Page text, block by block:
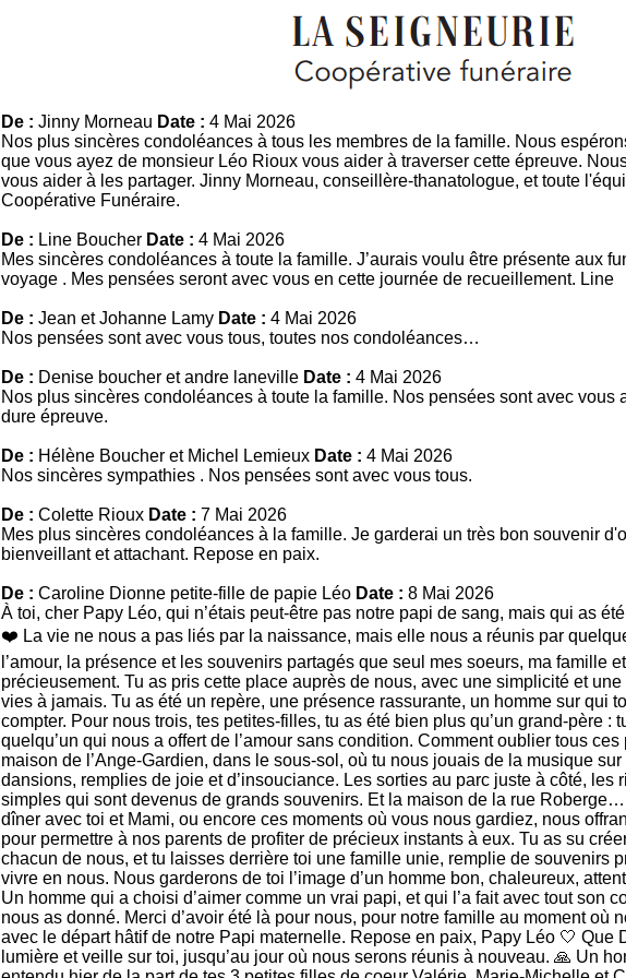
De : Jinny Morneau Date : 4 Mai 2026
Nos plus sincères condoléances à tous les membres de la famille. Nous
que vous ayez de monsieur Léo Rioux vous aider à traverser cette épreuve.
vous aider à les partager. Jinny Morneau, conseillère-thanatologue, et toute
Coopérative Funéraire.
De : Line Boucher Date : 4 Mai 2026
Mes sincères condoléances à toute la famille. J’aurais voulu être présente aux
voyage . Mes pensées seront avec vous en cette journée de recueillement. Line
De : Jean et Johanne Lamy Date : 4 Mai 2026
Nos pensées sont avec vous tous, toutes nos condoléances…
De : Denise boucher et andre laneville Date : 4 Mai 2026
Nos plus sincères condoléances à toute la famille. Nos pensées sont avec vous
dure épreuve.
De : Hélène Boucher et Michel Lemieux Date : 4 Mai 2026
Nos sincères sympathies . Nos pensées sont avec vous tous.
De : Colette Rioux Date : 7 Mai 2026
Mes plus sincères condoléances à la famille. Je garderai un très bon souvenir
bienveillant et attachant. Repose en paix.
De : Caroline Dionne petite-fille de papie Léo Date : 8 Mai 2026
À toi, cher Papy Léo, qui n’étais peut-être pas notre papi de sang, mais qui as
❤️ La vie ne nous a pas liés par la naissance, mais elle nous a réunis par
l’amour, la présence et les souvenirs partagés que seul mes soeurs, ma famille
précieusement. Tu as pris cette place auprès de nous, avec une simplicité et
vies à jamais. Tu as été un repère, une présence rassurante, un homme sur qui
compter. Pour nous trois, tes petites-filles, tu as été bien plus qu’un grand-père :
quelqu’un qui nous a offert de l’amour sans condition. Comment oublier tous
maison de l’Ange-Gardien, dans le sous-sol, où tu nous jouais de la musique
dansions, remplies de joie et d’insouciance. Les sorties au parc juste à côté, les
simples qui sont devenus de grands souvenirs. Et la maison de la rue Roberge…
dîner avec toi et Mami, ou encore ces moments où vous nous gardiez, nous
pour permettre à nos parents de profiter de précieux instants à eux. Tu as su
chacun de nous, et tu laisses derrière toi une famille unie, remplie de souvenirs
vivre en nous. Nous garderons de toi l’image d’un homme bon, chaleureux,
Un homme qui a choisi d’aimer comme un vrai papi, et qui l’a fait avec tout son
nous as donné. Merci d’avoir été là pour nous, pour notre famille au moment où
avec le départ hâtif de notre Papi maternelle. Repose en paix, Papy Léo 🤍 Que
lumière et veille sur toi, jusqu’au jour où nous serons réunis à nouveau. 🙏 Un